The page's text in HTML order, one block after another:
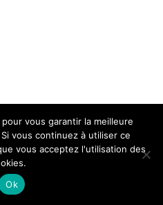
vous garantir la meilleure
vous continuez à utiliser ce
vous acceptez l'utilisation des
Ok